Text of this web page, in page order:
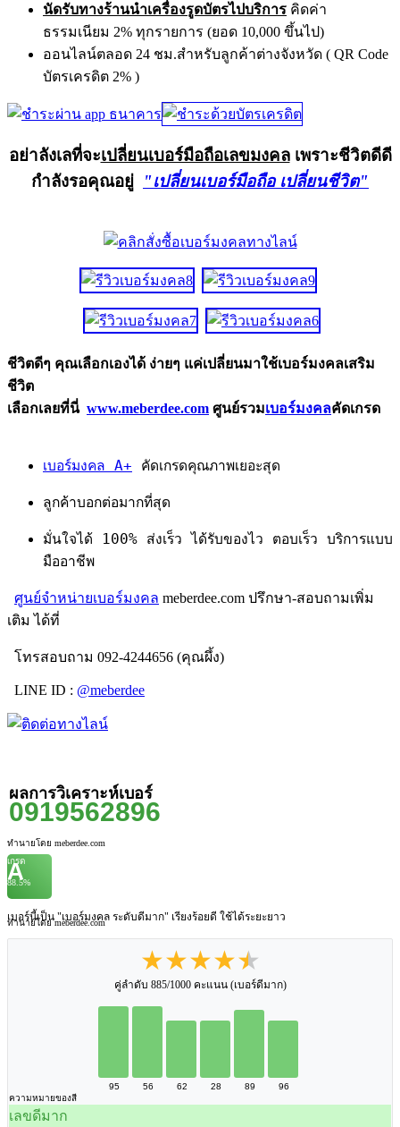
นัดรับทางร้านนำเครื่องรูดบัตรไปบริการ คิดค่า
ธรรมเนียม 2% ทุกรายการ (ยอด 10,000 ขึ้นไป)
ออนไลน์ตลอด 24 ชม.สำหรับลูกค้าต่างจังหวัด ( QR Code
บัตรเครดิต 2% )
อย่าลังเลที่จะเปลี่ยนเบอร์มือถือเลขมงคลเพราะชีวิตดีดี
กำลังรอคุณอยู่
"เปลี่ยนเบอร์มือถือ เปลี่ยนชีวิต"
ชีวิตดีๆ คุณเลือกเองได้ ง่ายๆ แค่เปลี่ยนมาใช้เบอร์มงคลเสริม
ชีวิต
เลือกเลยที่นี่ www.meberdee.com ศูนย์รวมเบอร์มงคลคัดเกรด
เบอร์มงคล A+ คัดเกรดคุณภาพเยอะสุด
ลูกค้าบอกต่อมากที่สุด
มั่นใจได้ 100% ส่งเร็ว ได้รับของไว ตอบเร็ว บริการแบบ
มืออาชีพ
ศูนย์จำหน่ายเบอร์มงคล meberdee.com ปรึกษา-สอบถามเพิ่ม
เติม ได้ที่
โทรสอบถาม 092-4244656 (คุณผึ้ง)
LINE ID : @meberdee
ผลการวิเคราะห์เบอร์
0919562896
ทำนายโดย meberdee.com
เกรด
A
88.5%
เบอร์นี้เป็น "เบอร์มงคล ระดับดีมาก" เรียงร้อยดี ใช้ได้ระยะยาว
ทำนายโดย meberdee.com
★★★★★
คู่ลำดับ 885/1000 คะแนน (เบอร์ดีมาก)
95 56 62 28 89
96
ความหมายของสี
เลขดีมาก